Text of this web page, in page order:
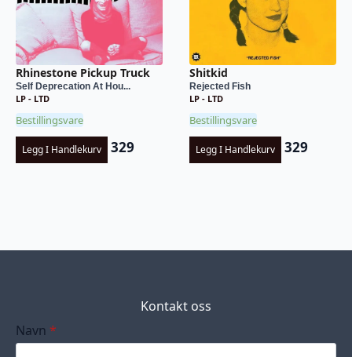
Rhinestone Pickup Truck
Self Deprecation At Hou...
LP - LTD
Bestillingsvare
Legg I Handlekurv 329
Shitkid
Rejected Fish
LP - LTD
Bestillingsvare
Legg I Handlekurv 329
Kontakt oss
Navn *